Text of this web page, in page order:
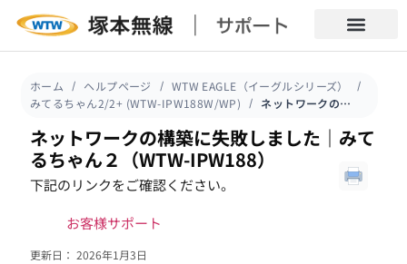
ホーム ヘルプページ
WTW EAGLE（イーグルシリーズ）
みてるちゃん2/2+ (WTW-IPW188W/WP)
ネットワークの構築に失敗しました｜みてるちゃん２（WTW-IPW188）
ネットワークの構築に失敗しました｜みて
るちゃん２（WTW-IPW188）
下記のリンクをご確認ください。
お客様サポート
更新日： 2026年1月3日